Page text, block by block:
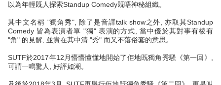
以為年輕既人探索Standup Comedy既唔神秘組織。
其中文名稱 "獨角秀", 除了是音譯talk show之外, 亦取其Standup
Comedy 皆為表演者單 "獨" 表演的方式, 當中優於其對事有棱有
"角" 的見解, 並貴在其中清 "秀" 而又不落俗套的意思。
SUTF於2017年12月懵懵懂懂地開始了佢地既獨角秀騷《第一回》,
可謂一鳴驚人, 好評如潮。